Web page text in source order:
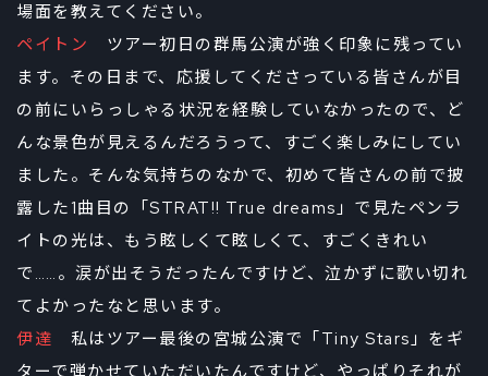
場面を教えてください。
ペイトン ツアー初日の群馬公演が強く印象に残ってい
ます。その日まで、応援してくださっている皆さんが目
の前にいらっしゃる状況を経験していなかったので、ど
んな景色が見えるんだろうって、すごく楽しみにしてい
ました。そんな気持ちのなかで、初めて皆さんの前で披
露した1曲目の「STRAT!! True dreams」で見たペンラ
イトの光は、もう眩しくて眩しくて、すごくきれい
で……。涙が出そうだったんですけど、泣かずに歌い切れ
てよかったなと思います。
伊達 私はツアー最後の宮城公演で「Tiny Stars」をギ